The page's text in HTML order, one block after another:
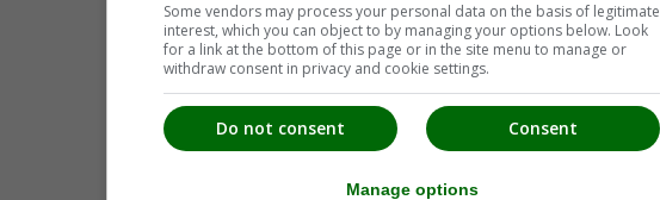
Some vendors may process your personal data on the basis of legitimate
interest, which you can object to by managing your options below. Look
for a link at the bottom of this page or in the site menu to manage or
withdraw consent in privacy and cookie settings.
Consent
Do not consent
Manage options